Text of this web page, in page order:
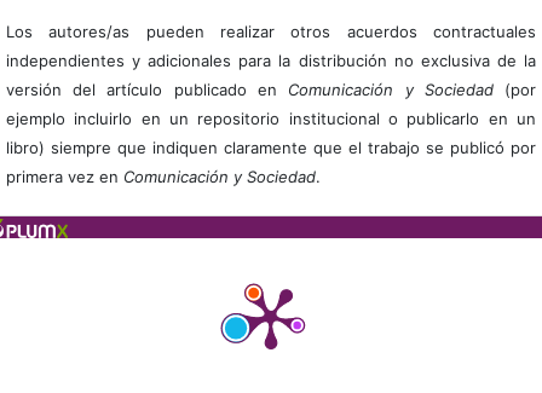
Los autores/as pueden realizar otros acuerdos contractuales
independientes y adicionales para la distribución no exclusiva de la
versión del artículo publicado en Comunicación y Sociedad(por
ejemplo incluirlo en un repositorio institucional o publicarlo en un
libro) siempre que indiquen claramente que el trabajo se publicó por
primera vez en Comunicación y Sociedad.